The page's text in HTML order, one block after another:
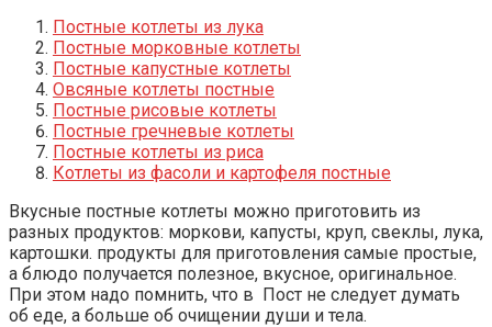
Постные котлеты из лука
Постные морковные котлеты
Постные капустные котлеты
Овсяные котлеты постные
Постные рисовые котлеты
Постные гречневые котлеты
Постные котлеты из риса
Котлеты из фасоли и картофеля постные
Вкусные постные котлеты можно приготовить из
разных продуктов: моркови, капусты, круп, свеклы, лука,
картошки. продукты для приготовления самые простые,
а блюдо получается полезное, вкусное, оригинальное.
При этом надо помнить, что в Пост не следует думать
об еде, а больше об очищении души и тела.